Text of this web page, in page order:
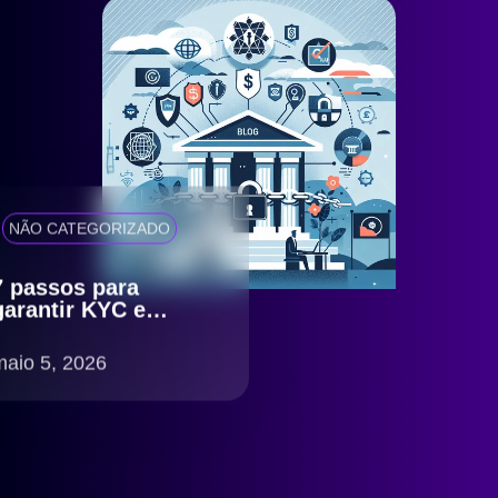
NÃO CATEGORIZADO
passos para
KYC e
compliance
no Brasil
5, 2026